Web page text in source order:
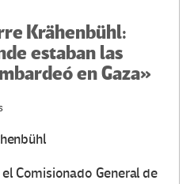
Krähenbühl:
estaban las
en Gaza»
el Comisionado General de